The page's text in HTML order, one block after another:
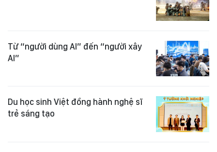
Từ “người dùng AI” đến “người xây
AI”
Du học sinh Việt đồng hành nghệ sĩ
trẻ sáng tạo